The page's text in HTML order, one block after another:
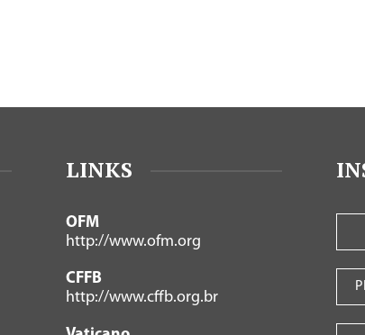
LINKS
OFM
http://www.ofm.org
CFFB
http://www.cffb.org.br